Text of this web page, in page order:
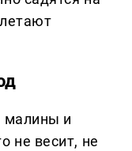
малины и
не весит, не